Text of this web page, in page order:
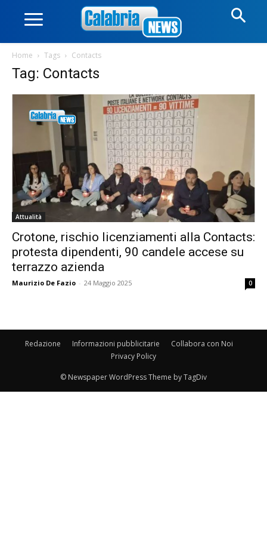
Home Tags Contacts
Tag: Contacts
Attualità
Crotone, rischio licenziamenti alla Contacts:
protesta dipendenti, 90 candele accese su
terrazzo azienda
Maurizio De Fazio - 24 Maggio 2025 0
Redazione Informazioni pubblicitarie
Collabora con Noi
Privacy Policy
© Newspaper WordPress Theme by TagDiv